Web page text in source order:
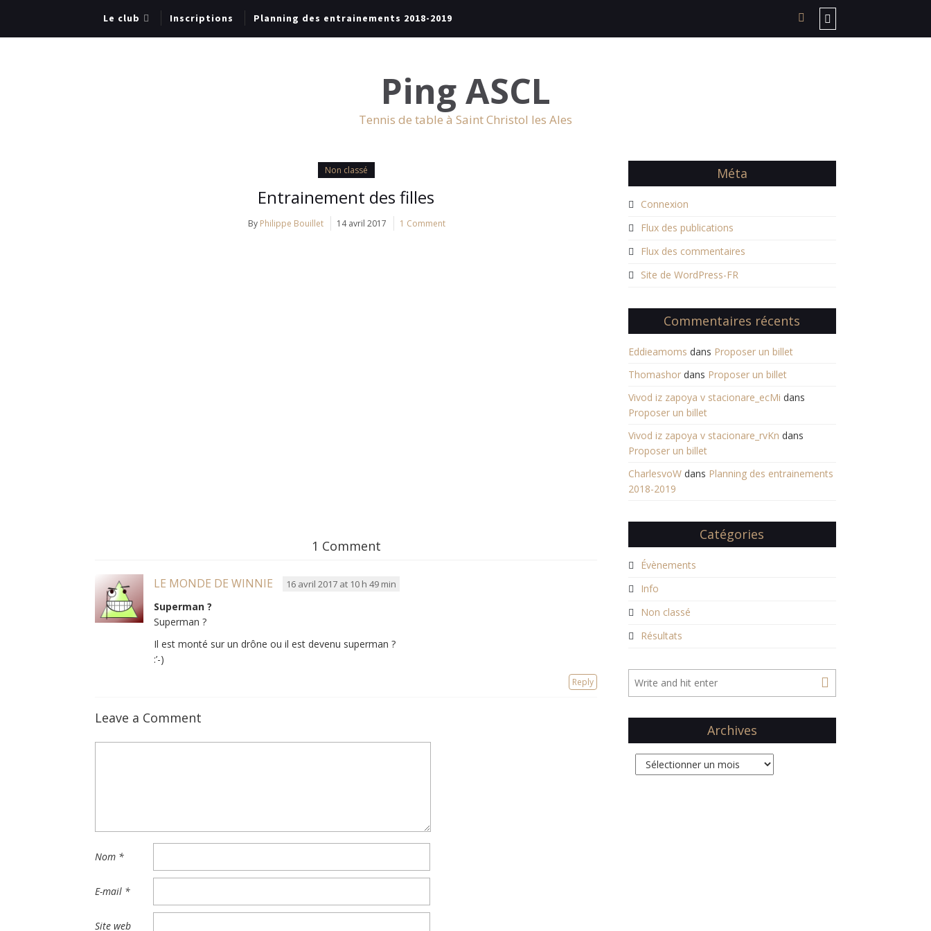
Le club Inscriptions Planning des entrainements 2018-2019
Ping ASCL
Tennis de table à Saint Christol les Ales
Non classé
Entrainement des filles
By Philippe Bouillet 14 avril 2017 1 Comment
1 Comment
LE MONDE DE WINNIE 16 avril 2017 at 10 h 49 min
Superman ?
Superman ?
Il est monté sur un drône ou il est devenu superman ?
:’-)
Reply
Leave a Comment
Nom *
E-mail *
Site web
Méta
Connexion
Flux des publications
Flux des commentaires
Site de WordPress-FR
Commentaires récents
Eddieamoms dans Proposer un billet
Thomashordans Proposer un billet
Vivod iz zapoya v stacionare_ecMi dans
Proposer un billet
Vivod iz zapoya v stacionare_rvKn dans
Proposer un billet
CharlesvoWdans Planning des entrainements
2018-2019
Catégories
Évènements
Info
Non classé
Résultats
Archives
Archives